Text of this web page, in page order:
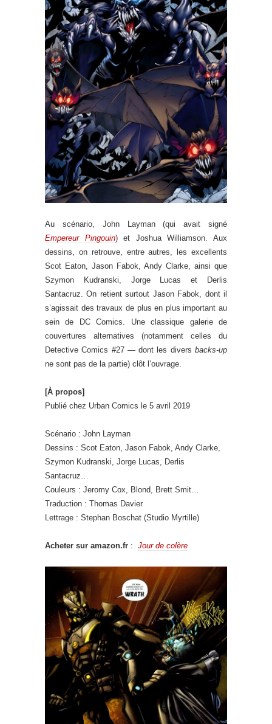
Au scénario, John Layman (qui avait signé
Empereur Pingouin) et Joshua Williamson. Aux
dessins, on retrouve, entre autres, les excellents
Scot Eaton, Jason Fabok, Andy Clarke, ainsi que
Szymon Kudranski, Jorge Lucas et Derlis
Santacruz. On retient surtout Jason Fabok, dont il
s’agissait des travaux de plus en plus important au
sein de DC Comics. Une classique galerie de
couvertures alternatives (notamment celles du
Detective Comics #27 — dont les divers backs-up
ne sont pas de la partie) clôt l’ouvrage.
[À propos]
Publié chez Urban Comics le 5 avril 2019
Scénario : John Layman
Dessins : Scot Eaton, Jason Fabok, Andy Clarke,
Szymon Kudranski, Jorge Lucas, Derlis
Santacruz…
Couleurs : Jeromy Cox, Blond, Brett Smit…
Traduction : Thomas Davier
Lettrage : Stephan Boschat (Studio Myrtille)
Acheter sur amazon.fr : Jour de colère